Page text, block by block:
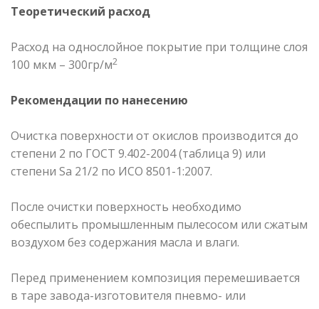
Теоретический расход
Расход на однослойное покрытие при толщине слоя
100 мкм – 300гр/м2
Рекомендации по нанесению
Очистка поверхности от окислов производится до
степени 2 по ГОСТ 9.402-2004 (таблица 9) или
степени Sa 21/2 по ИСО 8501-1:2007.
После очистки поверхность необходимо
обеспылить промышленным пылесосом или сжатым
воздухом без содержания масла и влаги.
Перед применением композиция перемешивается
в таре завода-изготовителя пневмо- или